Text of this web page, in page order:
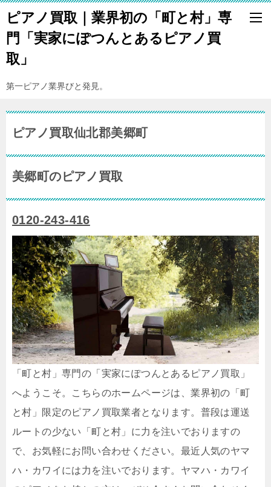
ピアノ買取｜業界初の「町と村」専
門「実家にぽつんとあるピアノ買
取」
第一ピアノ業界びと発見。
ピアノ買取仙北郡美郷町
美郷町のピアノ買取
0120-243-416
「町と村」専門の「実家にぽつんとあるピアノ買取」
へようこそ。こちらのホームページは、業界初の「町
と村」限定のピアノ買取業者となります。普段は運送
ルートの少ない「町と村」に力を注いでおりますの
で、お気軽にお問い合わせください。最近人気のヤマ
ハ・カワイには力を注いでおります。ヤマハ・カワイ